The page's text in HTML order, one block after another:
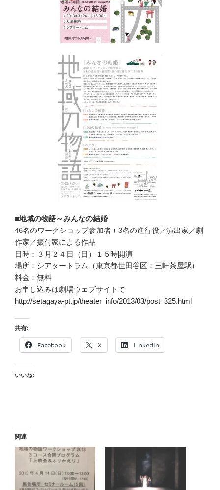
■地域の物語～みんなの結婚
46名のワークショップ参加者＋3名の進行役／演出家／劇
作家／振付家による作品
日時：３月２４日（日）１５時開演
場所：シアタートラム（東京都世田谷区；三軒茶屋駅）
料金：無料
お申し込みは劇場ウェブサイトで
http://setagaya-pt.jp/theater_info/2013/03/post_325.html
共有:
Facebook X LinkedIn
いいね:
関連